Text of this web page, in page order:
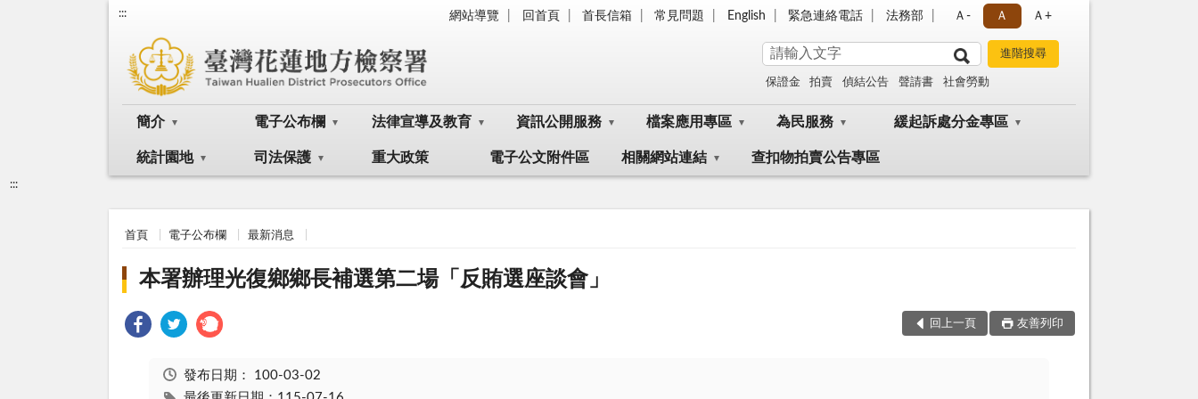
::: 網站導覽 回首頁 首長信箱 常見問題 English 緊急連絡電話 法務部 Ａ- Ａ Ａ+
保證金 拍賣 偵結公告 聲請書 社會勞動
簡介 電子公布欄 法律宣導及教育 資訊公開服務 檔案應用專區 為民服務 緩起訴處分金專區
統計園地 司法保護 重大政策 電子公文附件區 相關網站連結 查扣物拍賣公告專區
:::
首頁 電子公布欄 最新消息
本署辦理光復鄉鄉長補選第二場「反賄選座談會」
回上一頁 友善列印
發布日期： 100-03-02